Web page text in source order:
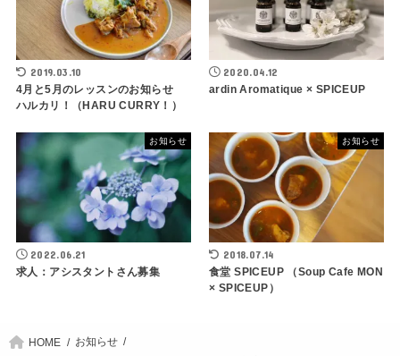
2019.03.10
4月と5月のレッスンのお知らせ
ハルカリ！（HARU CURRY！）
2020.04.12
ardin Aromatique × SPICEUP
お知らせ
2022.06.21
求人：アシスタントさん募集
お知らせ
2018.07.14
食堂 SPICEUP （Soup Cafe MON
× SPICEUP）
HOME お知らせ